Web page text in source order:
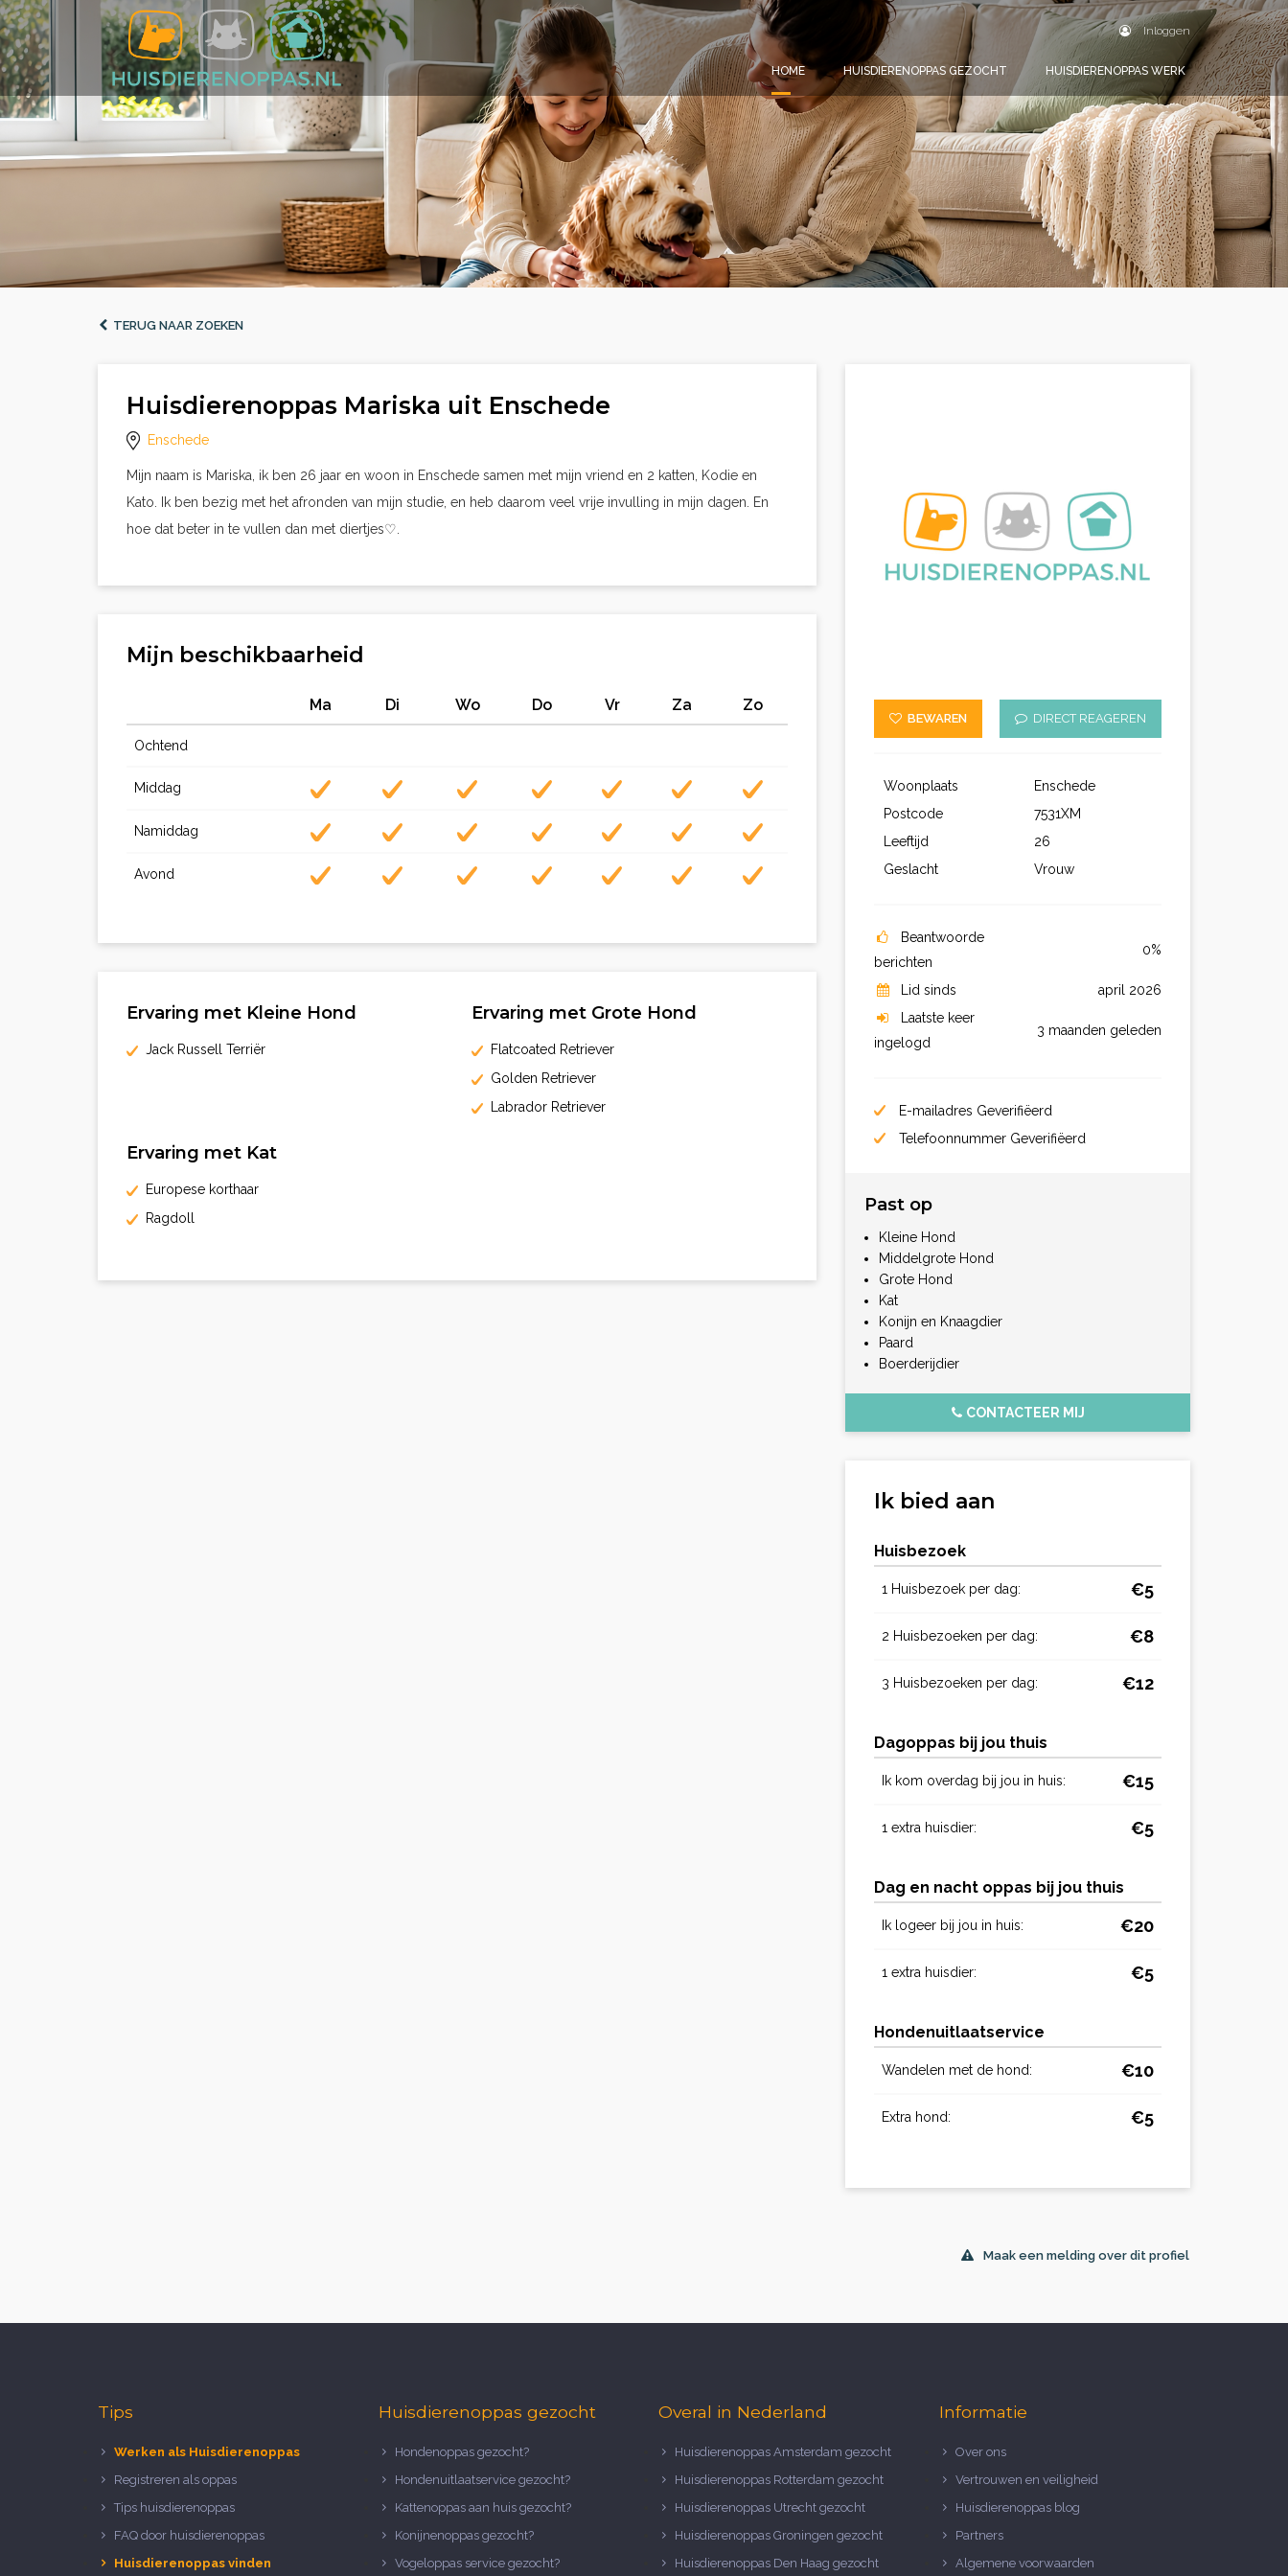
Inloggen
HOME HUISDIERENOPPAS GEZOCHT HUISDIERENOPPAS WERK
TERUG NAAR ZOEKEN
Huisdierenoppas Mariska uit Enschede
Enschede
Mijn naam is Mariska, ik ben 26 jaar en woon in Enschede samen met mijn vriend en 2 katten, Kodie en
Kato. Ik ben bezig met het afronden van mijn studie, en heb daarom veel vrije invulling in mijn dagen. En
hoe dat beter in te vullen dan met diertjes♡.
Mijn beschikbaarheid
Ma Di Wo Do Vr Za Zo
Ochtend
Middag
Namiddag
Avond
Ervaring met Kleine Hond
Jack Russell Terriër
Ervaring met Grote Hond
Flatcoated Retriever
Golden Retriever
Labrador Retriever
Ervaring met Kat
Europese korthaar
Ragdoll
BEWAREN DIRECT REAGEREN
Woonplaats
Enschede
Postcode
7531XM
Leeftijd
26
Geslacht
Vrouw
Beantwoorde
berichten
0%
Lid sinds
april 2026
Laatste keer
ingelogd
3 maanden geleden
E-mailadres Geverifiëerd
Telefoonnummer Geverifiëerd
Past op
Kleine Hond
Middelgrote Hond
Grote Hond
Kat
Konijn en Knaagdier
Paard
Boerderijdier
CONTACTEER MIJ
Ik bied aan
Huisbezoek
1 Huisbezoek per dag: €5
2 Huisbezoeken per dag: €8
3 Huisbezoeken per dag: €12
Dagoppas bij jou thuis
Ik kom overdag bij jou in huis: €15
1 extra huisdier: €5
Dag en nacht oppas bij jou thuis
Ik logeer bij jou in huis: €20
1 extra huisdier: €5
Hondenuitlaatservice
Wandelen met de hond: €10
Extra hond: €5
Maak een melding over dit profiel
Tips
Werken als Huisdierenoppas
Registreren als oppas
Tips huisdierenoppas
FAQ door huisdierenoppas
Huisdierenoppas vinden
Huisdierenoppas gezocht
Hondenoppas gezocht?
Hondenuitlaatservice gezocht?
Kattenoppas aan huis gezocht?
Konijnenoppas gezocht?
Vogeloppas service gezocht?
Overal in Nederland
Huisdierenoppas Amsterdam gezocht
Huisdierenoppas Rotterdam gezocht
Huisdierenoppas Utrecht gezocht
Huisdierenoppas Groningen gezocht
Huisdierenoppas Den Haag gezocht
Informatie
Over ons
Vertrouwen en veiligheid
Huisdierenoppas blog
Partners
Algemene voorwaarden